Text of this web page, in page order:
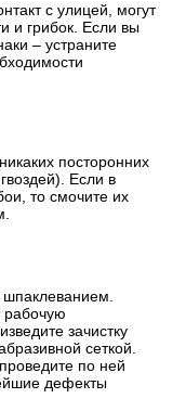
с улицей, могут
и грибок. Если вы
– устраните
посторонних
Если в
то смочите их
шпаклеванием.
рабочую
зачистку
сеткой.
по ней
дефекты